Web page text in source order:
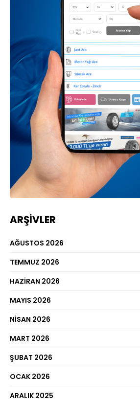
ARŞIVLER
AĞUSTOS 2026
TEMMUZ 2026
HAZIRAN 2026
MAYIS 2026
NISAN 2026
MART 2026
ŞUBAT 2026
OCAK 2026
ARALIK 2025